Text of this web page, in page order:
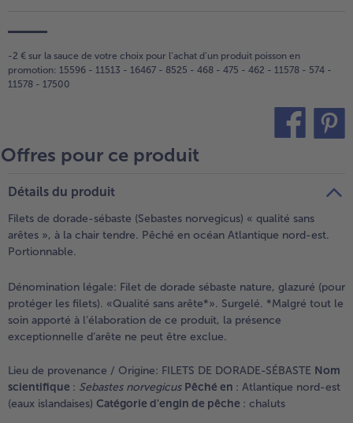
-2 € sur la sauce de votre choix pour l‘achat d‘un produit poisson en
promotion: 15596 - 11513 - 16467 - 8525 - 468 - 475 - 462 - 11578 - 574 -
11578 - 17500
Offres pour ce produit
Détails du produit
Filets de dorade-sébaste (Sebastes norvegicus) « qualité sans
arêtes », à la chair tendre. Pêché en océan Atlantique nord-est.
Portionnable.
Dénomination légale: Filet de dorade sébaste nature, glazuré (pour
protéger les filets). «Qualité sans arête*». Surgelé. *Malgré tout le
soin apporté à l’élaboration de ce produit, la présence
exceptionnelle d’arête ne peut être exclue.
Lieu de provenance / Origine: FILETS DE DORADE-SÉBASTE Nom
scientifique : Sebastes norvegicus Pêché en : Atlantique nord-est
(eaux islandaises) Catégorie d'engin de pêche : chaluts